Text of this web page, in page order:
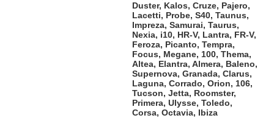
Duster, Kalos, Cruze, Pajero,
Lacetti, Probe, S40, Taunus,
Impreza, Samurai, Taurus,
Nexia, i10, HR-V, Lantra, FR-V,
Feroza, Picanto, Tempra,
Focus, Megane, 100, Thema,
Altea, Elantra, Almera, Baleno,
Supernova, Granada, Clarus,
Laguna, Corrado, Orion, 106,
Tucson, Jetta, Roomster,
Primera, Ulysse, Toledo,
Corsa, Octavia, Ibiza